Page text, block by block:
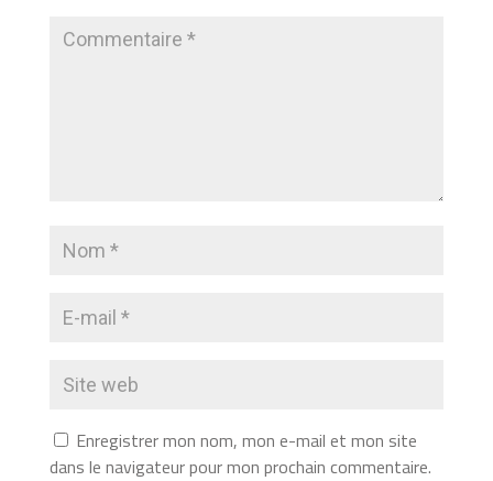
Enregistrer mon nom, mon e-mail et mon site
dans le navigateur pour mon prochain commentaire.